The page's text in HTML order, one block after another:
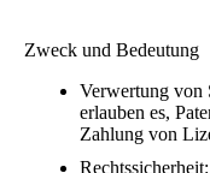
Zweck und Bedeutung
Verwertung von
erlauben es,
Zahlung von